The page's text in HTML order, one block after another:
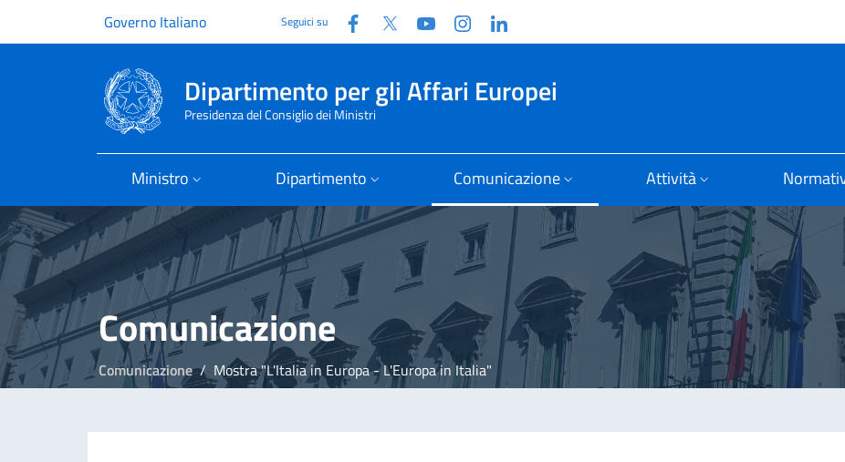
Governo Italiano Seguici su Facebook
Twitter YouTubeInstagram
Dipartimento per gli Affari Europei
Presidenza del Consiglio dei Ministri
Ministro Dipartimento Comunicazione Attività
Comunicazione
Comunicazione Mostra "L'Italia in Europa - L'Europa in Italia"